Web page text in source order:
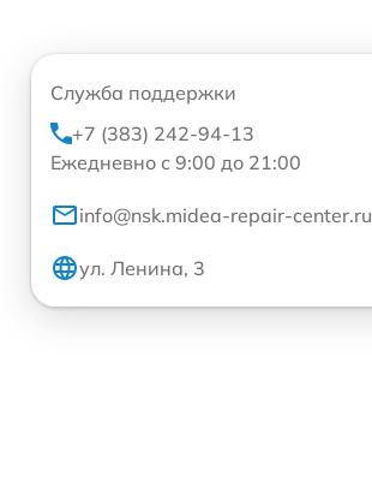
Служба поддержки
+7 (383) 242-94-13
Ежедневно с 9:00 до 21:00
info@nsk.midea-repair-center.ru
ул. Ленина, 3